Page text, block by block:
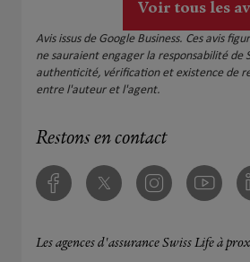
Voir tous les
Avis issus de Google Business. Ces avis
ne sauraient engager la responsabilité de
authenticité, vérification et existence de
entre l'auteur et l'agent.
Restons en contact
FacebookTwitter InstagramYoutube
Les agences d'assurance Swiss Life à